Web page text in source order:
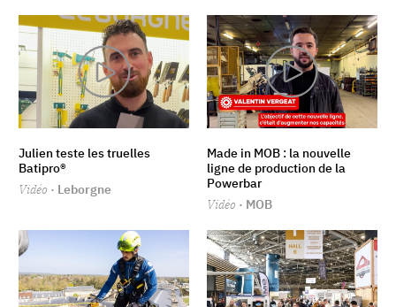
Julien teste les truelles
Batipro®
Vidéo · Leborgne
Made in MOB : la nouvelle
ligne de production de la
Powerbar
Vidéo · MOB